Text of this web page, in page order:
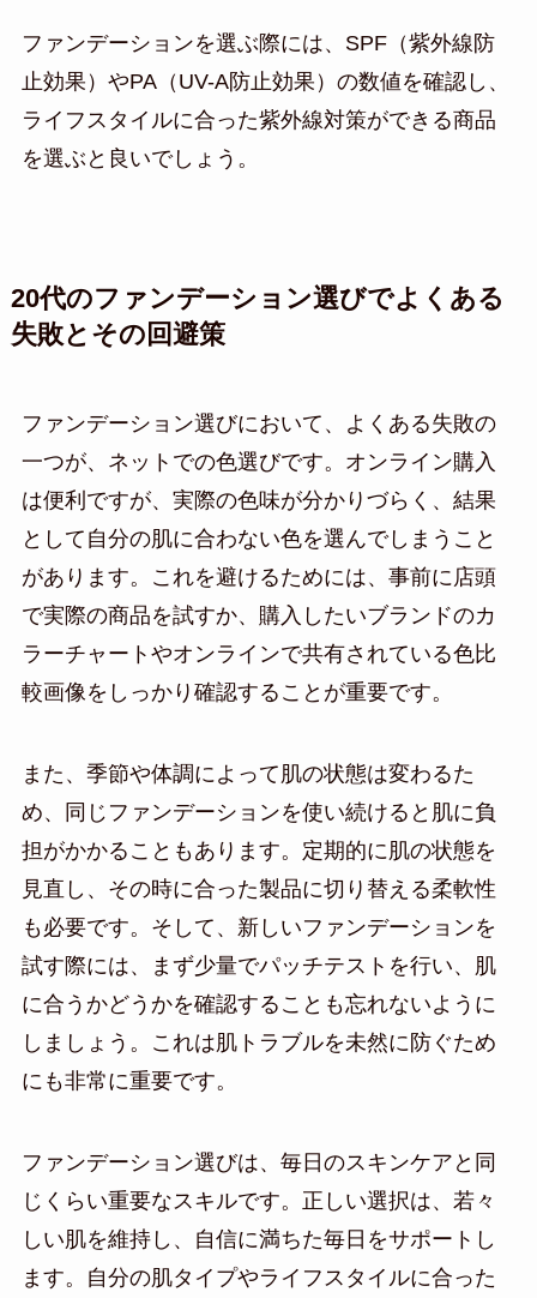
ファンデーションを選ぶ際には、SPF（紫外線防
止効果）やPA（UV-A防止効果）の数値を確認し、
ライフスタイルに合った紫外線対策ができる商品
を選ぶと良いでしょう。
20代のファンデーション選びでよくある
失敗とその回避策
ファンデーション選びにおいて、よくある失敗の
一つが、ネットでの色選びです。オンライン購入
は便利ですが、実際の色味が分かりづらく、結果
として自分の肌に合わない色を選んでしまうこと
があります。これを避けるためには、事前に店頭
で実際の商品を試すか、購入したいブランドのカ
ラーチャートやオンラインで共有されている色比
較画像をしっかり確認することが重要です。
また、季節や体調によって肌の状態は変わるた
め、同じファンデーションを使い続けると肌に負
担がかかることもあります。定期的に肌の状態を
見直し、その時に合った製品に切り替える柔軟性
も必要です。そして、新しいファンデーションを
試す際には、まず少量でパッチテストを行い、肌
に合うかどうかを確認することも忘れないように
しましょう。これは肌トラブルを未然に防ぐため
にも非常に重要です。
ファンデーション選びは、毎日のスキンケアと同
じくらい重要なスキルです。正しい選択は、若々
しい肌を維持し、自信に満ちた毎日をサポートし
ます。自分の肌タイプやライフスタイルに合った